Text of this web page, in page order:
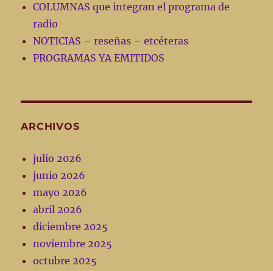
COLUMNAS que integran el programa de
radio
NOTICIAS – reseñas – etcéteras
PROGRAMAS YA EMITIDOS
ARCHIVOS
julio 2026
junio 2026
mayo 2026
abril 2026
diciembre 2025
noviembre 2025
octubre 2025